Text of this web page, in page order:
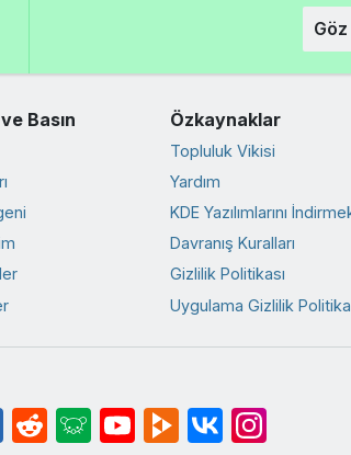
Basın Özkaynaklar
Topluluk Vikisi
Yardım
KDE Yazılımlarını
Davranış Kuralları
Gizlilik Politikası
Uygulama Gizlilik